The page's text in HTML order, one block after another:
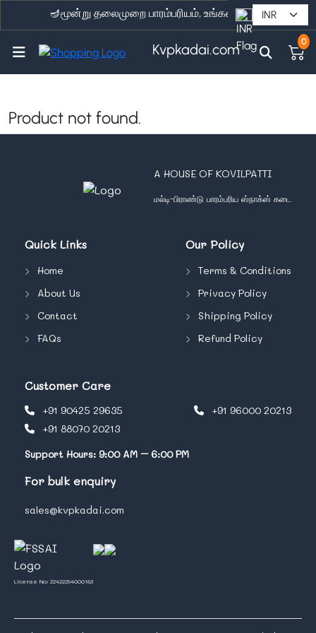
🪔மூன்று தலைமுறை பாரம்பரியம், உங்கள் வீட்டுக்கு
Kvpkadai.com 0
Product not found.
A HOUSE OF KOVILPATTI
மல்டி-பிராண்டு பாரம்பரிய ஸ்நாக்ஸ் கடை
Quick Links
Home
About Us
Contact
FAQs
Our Policy
Terms & Conditions
Privacy Policy
Shipping Policy
Refund Policy
Customer Care
+91 90425 29635
+91 96000 20213
+91 88070 20213
Support Hours: 9:00 AM – 6:00 PM
For bulk enquiry
sales@kvpkadai.com
License No: 22422294000163